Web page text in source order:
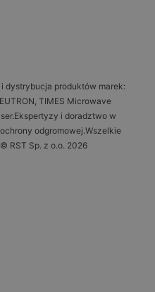
dystrybucja produktów marek:
TIMES Microwave
i doradztwo w
odgromowej.Wszelkie
RST Sp. z o.o. 2026